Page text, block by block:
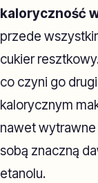
kaloryczność
przede
cukier
co czyni go
kalorycznym
nawet wytrawne
sobą znaczną
etanolu.